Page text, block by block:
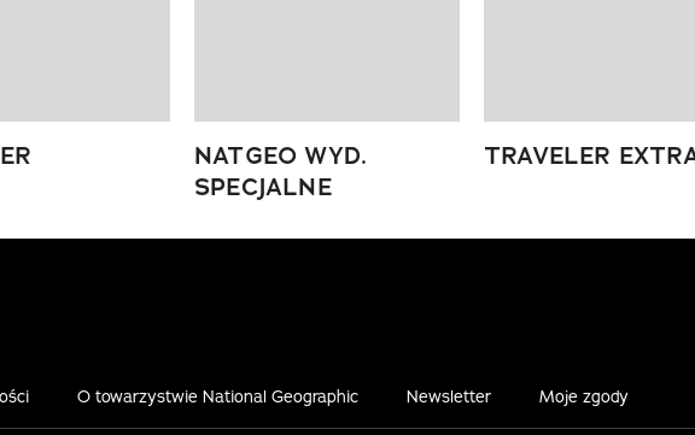
NATGEO WYD.
SPECJALNE
TRAVELER
on Rss
O towarzystwie National Geographic Newsletter Moje zgody